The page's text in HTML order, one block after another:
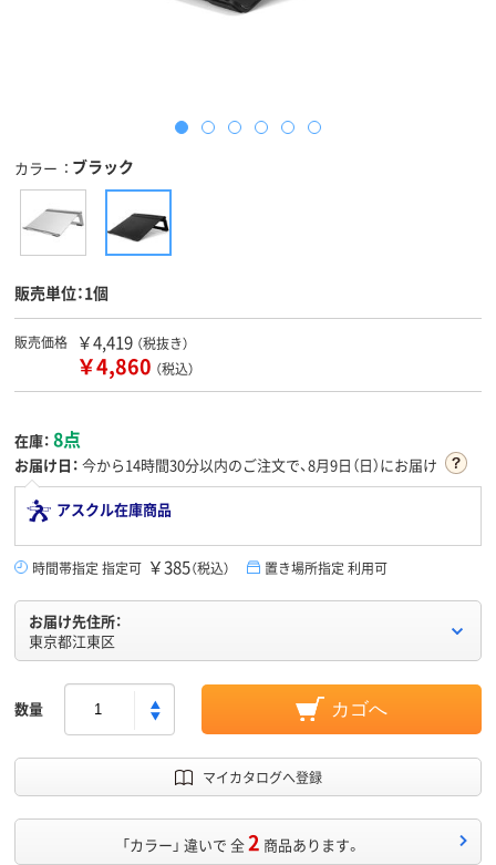
カラー ブラック
販売単位：1個
販売価格 ￥4,419 （税抜き）
￥4,860 （税込）
在庫： 8点
お届け日： 今から14時間30分以内のご注文で、8月9日（日）にお届け
アスクル在庫商品
時間帯指定 指定可 ￥385（税込） 置き場所指定 利用可
お届け先住所：
東京都江東区
数量 カゴへ
マイカタログへ登録
「カラー」 違いで 全2 商品あります。